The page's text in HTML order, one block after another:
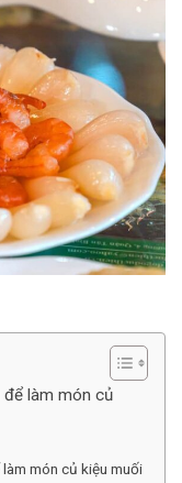
để làm món củ
món củ kiệu muối